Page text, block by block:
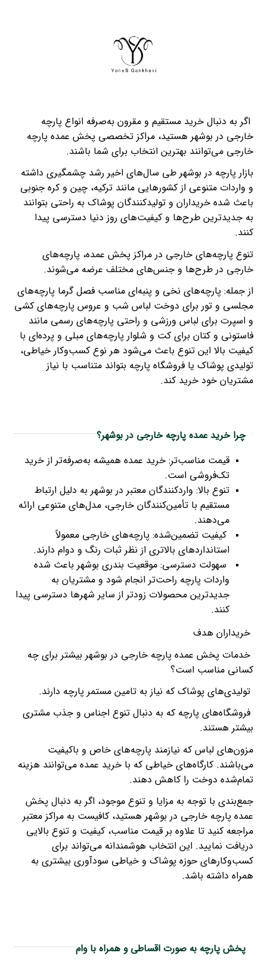
اگر به دنبال خرید مستقیم و مقرون‌ به‌صرفه انواع پارچه
خارجی در بوشهر هستید، مراکز تخصصی پخش عمده پارچه
خارجی می‌توانند بهترین انتخاب برای شما باشند.
بازار پارچه در بوشهر طی سال‌های اخیر رشد چشمگیری داشته
و واردات متنوعی از کشورهایی مانند ترکیه، چین و کره جنوبی
باعث شده خریداران و تولیدکنندگان پوشاک به راحتی بتوانند
به جدیدترین طرح‌ها و کیفیت‌های روز دنیا دسترسی پیدا
کنند.
تنوع پارچه‌های خارجی در مراکز پخش عمده، پارچه‌های
خارجی در طرح‌ها و جنس‌های مختلف عرضه می‌شوند.
از جمله: پارچه‌های نخی و پنبه‌ای مناسب فصل گرما پارچه‌های
مجلسی و تور برای دوخت لباس شب و عروس پارچه‌های کشی
و اسپرت برای لباس ورزشی و راحتی پارچه‌های رسمی مانند
فاستونی و کتان برای کت و شلوار پارچه‌های مبلی و پرده‌ای با
کیفیت بالا این تنوع باعث می‌شود هر نوع کسب‌وکار خیاطی،
تولیدی پوشاک یا فروشگاه پارچه بتواند متناسب با نیاز
مشتریان خود خرید کند.
چرا خرید عمده پارچه خارجی در بوشهر؟
قیمت مناسب‌تر: خرید عمده همیشه به‌صرفه‌تر از خرید
تک‌فروشی است.
تنوع بالا: واردکنندگان معتبر در بوشهر به دلیل ارتباط
مستقیم با تأمین‌کنندگان خارجی، مدل‌های متنوعی ارائه
می‌دهند.
کیفیت تضمین‌شده: پارچه‌های خارجی معمولاً
استانداردهای بالاتری از نظر ثبات رنگ و دوام دارند.
سهولت دسترسی: موقعیت بندری بوشهر باعث شده
واردات پارچه راحت‌تر انجام شود و مشتریان به
جدیدترین محصولات زودتر از سایر شهرها دسترسی پیدا
کنند.
خریداران هدف
خدمات پخش عمده پارچه خارجی در بوشهر بیشتر برای چه
کسانی مناسب است؟
تولیدی‌های پوشاک که نیاز به تامین مستمر پارچه دارند.
فروشگاه‌های پارچه که به دنبال تنوع اجناس و جذب مشتری
بیشتر هستند.
مزون‌های لباس که نیازمند پارچه‌های خاص و باکیفیت
می‌باشند. کارگاه‌های خیاطی که با خرید عمده می‌توانند هزینه
تمام‌شده دوخت را کاهش دهند.
جمع‌بندی با توجه به مزایا و تنوع موجود، اگر به دنبال پخش
عمده پارچه خارجی در بوشهر هستید، کافیست به مراکز معتبر
مراجعه کنید تا علاوه بر قیمت مناسب، کیفیت و تنوع بالایی
دریافت نمایید. این انتخاب هوشمندانه می‌تواند برای
کسب‌وکارهای حوزه پوشاک و خیاطی سودآوری بیشتری به
همراه داشته باشد.
پخش پارچه به صورت اقساطی و همراه با وام